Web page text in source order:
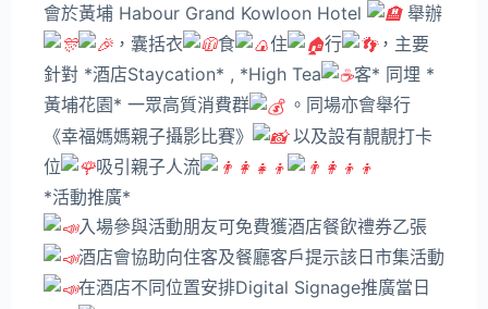
會於黃埔 Habour Grand Kowloon Hotel
舉辦
，囊括衣
食 住 行
，主要
針對 *酒店Staycation* , *High Tea
客* 同埋 *
黃埔花園* 一眾高質消費群
。同場亦會舉行
《幸福媽媽親子攝影比賽》
以及設有靚靚打卡
位
吸引親子人流
*活動推廣*
入場參與活動朋友可免費獲酒店餐飲禮券乙張
酒店會協助向住客及餐廳客戶提示該日市集活動
在酒店不同位置安排Digital Signage推廣當日